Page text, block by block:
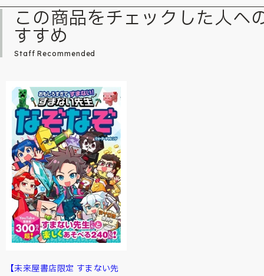
この商品をチェックした人へ
すすめ
Staff Recommended
【未来屋書店限定 すまない先